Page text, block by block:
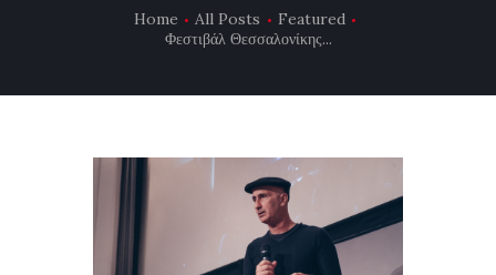
Home All Posts
Featured
Φεστιβάλ Θεσσαλονίκης...
ΜΙΚΡΟΥ ΜΗΚΟΥΣ